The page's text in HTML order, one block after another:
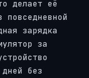
делает её
зарядка
за
без